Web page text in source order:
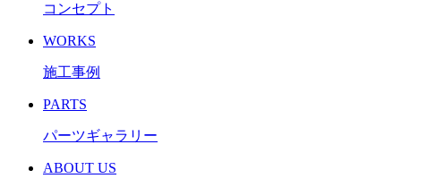
コンセプト
WORKS
施工事例
PARTS
パーツギャラリー
ABOUT US